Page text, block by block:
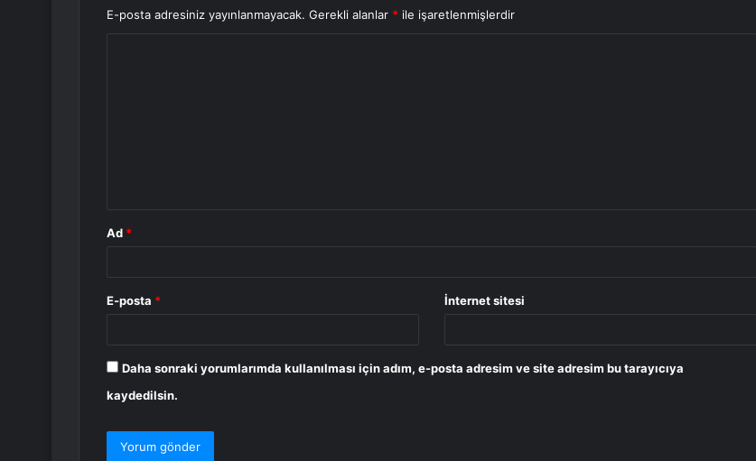
E-posta adresiniz yayınlanmayacak. Gerekli alanlar * ile işaretlenmişlerdir
Ad *
E-posta * İnternet sitesi
Daha sonraki yorumlarımda kullanılması için adım, e-posta adresim ve site adresim bu tarayıcıya
kaydedilsin.